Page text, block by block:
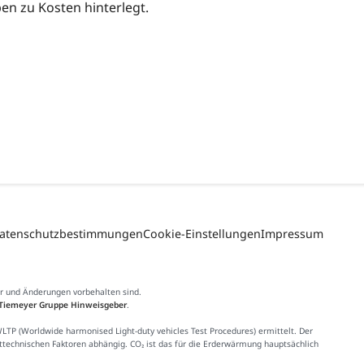
zu Kosten hinterlegt.
Cookie-EinstellungenImpressum
Änderungen vorbehalten sind.
Gruppe Hinweisgeber.
(Worldwide harmonised Light-duty vehicles Test Procedures) ermittelt. Der
Faktoren abhängig. CO₂ ist das für die Erderwärmung hauptsächlich